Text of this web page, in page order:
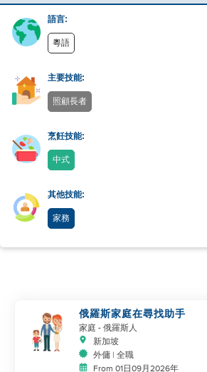
語言:
粵語
主要技能:
照顧長者
烹飪技能:
中式
其他技能:
家務
俄羅斯家庭在尋找助手
家庭 - 俄羅斯人
新加坡
外傭 | 全職
From 01日09月2026年